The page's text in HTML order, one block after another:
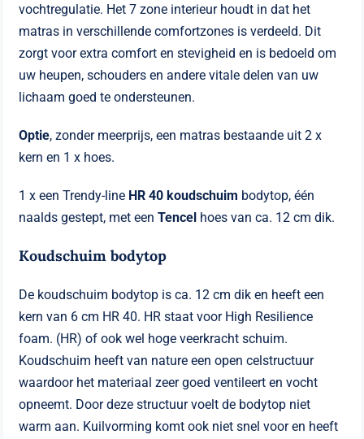
vochtregulatie. Het 7 zone interieur houdt in dat het
matras in verschillende comfortzones is verdeeld. Dit
zorgt voor extra comfort en stevigheid en is bedoeld om
uw heupen, schouders en andere vitale delen van uw
lichaam goed te ondersteunen.
Optie, zonder meerprijs, een matras bestaande uit 2 x
kern en 1 x hoes.
1 x een Trendy-line HR 40 koudschuim bodytop, één
naalds gestept, met eenTencel hoes van ca. 12 cm dik.
Koudschuim bodytop
De koudschuim bodytop is ca. 12 cm dik en heeft een
kern van 6 cm HR 40. HR staat voor High Resilience
foam. (HR) of ook wel hoge veerkracht schuim.
Koudschuim heeft van nature een open celstructuur
waardoor het materiaal zeer goed ventileert en vocht
opneemt. Door deze structuur voelt de bodytop niet
warm aan. Kuilvorming komt ook niet snel voor en heeft